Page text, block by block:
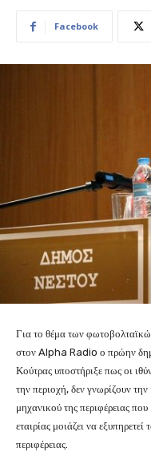
Facebook
Για το θέμα των
στον Alpha Radio ο πρώην
Κούτρας υποστήριξε πως οι
την περιοχή, δεν γνωρίζουν
μηχανικού της περιφέρειας
εταιρίας μοιάζει να
περιφέρειας.